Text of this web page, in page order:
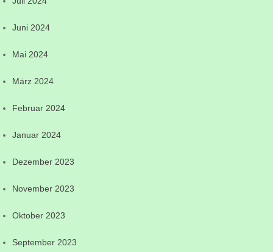
Juni 2024
Mai 2024
März 2024
Februar 2024
Januar 2024
Dezember 2023
November 2023
Oktober 2023
September 2023